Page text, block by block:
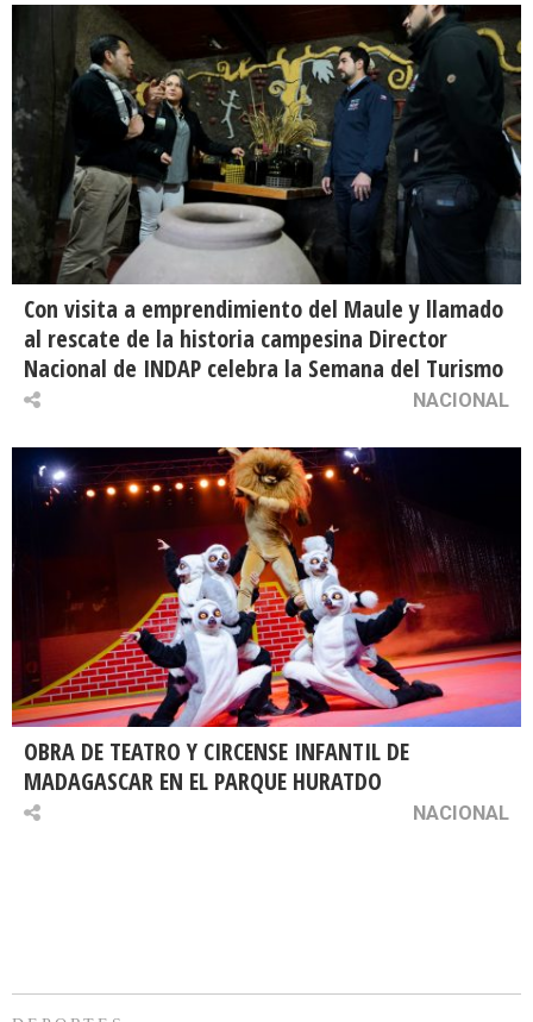
Con visita a emprendimiento del Maule y llamado
al rescate de la historia campesina Director
Nacional de INDAP celebra la Semana del Turismo
NACIONAL
OBRA DE TEATRO Y CIRCENSE INFANTIL DE
MADAGASCAR EN EL PARQUE HURATDO
NACIONAL